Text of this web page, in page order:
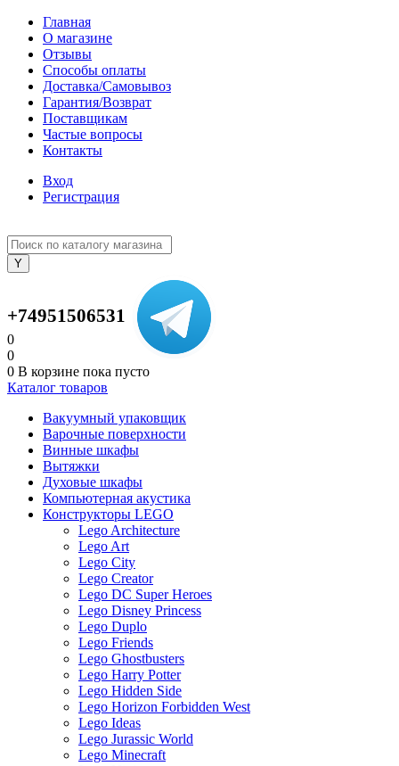
Главная
О магазине
Отзывы
Способы оплаты
Доставка/Самовывоз
Гарантия/Возврат
Поставщикам
Частые вопросы
Контакты
Вход
Регистрация
+74951506531
0
0
0 В корзине пока пусто
Каталог товаров
Вакуумный упаковщик
Варочные поверхности
Винные шкафы
Вытяжки
Духовые шкафы
Компьютерная акустика
Конструкторы LEGO
Lego Architecture
Lego Art
Lego City
Lego Creator
Lego DC Super Heroes
Lego Disney Princess
Lego Duplo
Lego Friends
Lego Ghostbusters
Lego Harry Potter
Lego Hidden Side
Lego Horizon Forbidden West
Lego Ideas
Lego Jurassic World
Lego Minecraft